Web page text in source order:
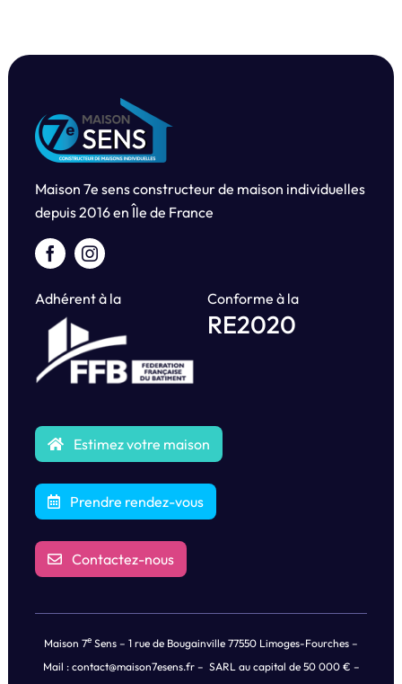
Maison 7e sens constructeur de maison individuelles
depuis2016 en Île de France
Adhérent à la Conforme à la
RE2020
Estimez votre maison
Prendre rendez-vous
Contactez-nous
Maison 7e Sens – 1 rue de Bougainville 77550 Limoges-Fourches –
Mail : contact@maison7esens.fr– SARL au capital de 50 000 € –